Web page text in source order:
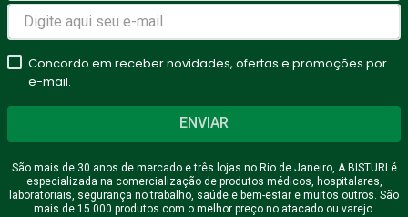
Avalie o produto de 1 a 5
estrelas
★★★★★
Seu nome
Endereço de email
Concordo em receber novidades, ofertas e promoções por
e-mail.
ENVIAR
São mais de 30 anos de mercado e três lojas no Rio de Janeiro, A BISTURI é
especializada na comercialização de produtos médicos, hospitalares,
laboratoriais, segurança no trabalho, saúde e bem-estar e muitos outros. São
mais de 15.000 produtos com o melhor preço no atacado ou varejo.